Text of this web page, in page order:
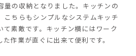
量の収納となりました。キッチンの
こちらもシンプルなシステムキッチ
て素敵です。キッチン横にはワーク
作業が直ぐに出来て便利です。